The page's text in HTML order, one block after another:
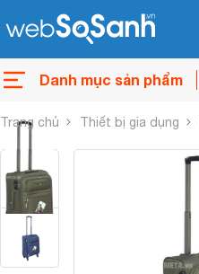
Danh mục sản phẩm
Trang chủ Thiết bị gia dụng